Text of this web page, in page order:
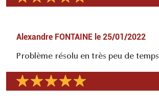
Alexandre FONTAINE le 25/01/2022
Problème résolu en très peu de temps